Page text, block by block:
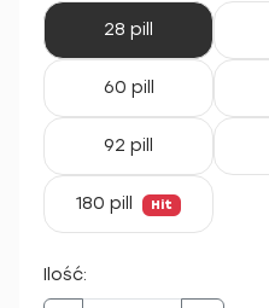
28 pill
60 pill
92 pill
180 pill Hit
Ilość: